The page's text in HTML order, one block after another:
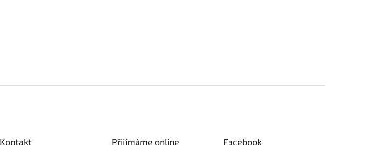
Kontakt Přijímáme online Facebook